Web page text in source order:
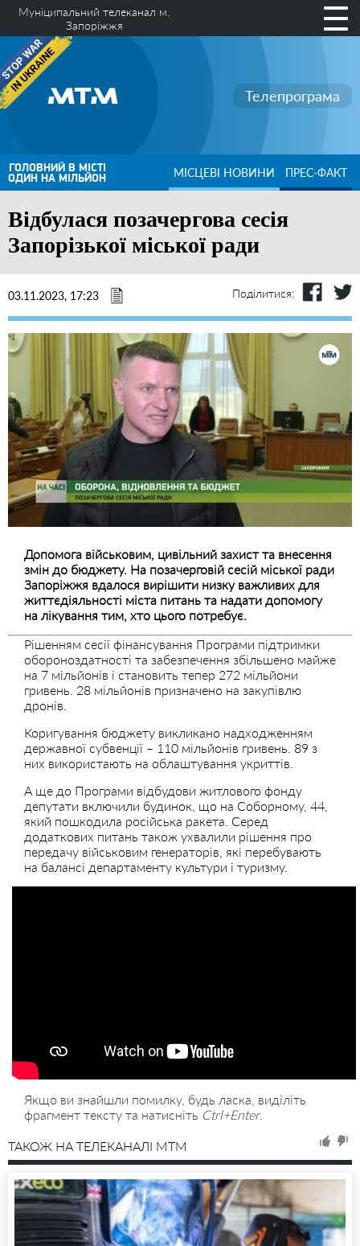
Муніципальний телеканал м.
Запоріжжя
Телепрограма
ГОЛОВНИЙ В МІСТІ
ОДИН НА МІЛЬЙОН МІСЦЕВІ НОВИНИ ПРЕС-ФАКТ
Відбулася позачергова сесія
Запорізької міської ради
03.11.2023, 17:23 Поділитися:
Допомога військовим, цивільний захист та внесення
змін до бюджету. На позачерговій сесій міської ради
Запоріжжя вдалося вирішити низку важливих для
життєдіяльності міста питань та надати допомогу
на лікування тим, хто цього потребує.
Рішенням сесії фінансування Програми підтримки
обороноздатності та забезпечення збільшено майже
на 7 мільйонів і становить тепер 272 мільйони
гривень. 28 мільйонів призначено на закупівлю
дронів.
Коригування бюджету викликано надходженням
державної субвенції – 110 мільйонів гривень. 89 з
них використають на облаштування укриттів.
А ще до Програми відбудови житлового фонду
депутати включили будинок, що на Соборному, 44,
який пошкодила російська ракета. Серед
додаткових питань також ухвалили рішення про
передачу військовим генераторів, які перебувають
на балансі департаменту культури і туризму.
Якщо ви знайшли помилку, будь ласка, виділіть
фрагмент тексту та натисніть Ctrl+Enter.
ТАКОЖ НА ТЕЛЕКАНАЛІ MTM